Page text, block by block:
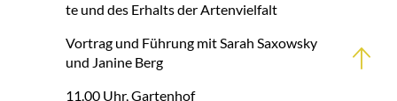
te und des Er­halts der Ar­ten­viel­falt
Vor­trag und Füh­rung mit Sa­rah Sa­xow­sky
und Ja­ni­ne Berg
11.00 Uhr, Gar­ten­hof